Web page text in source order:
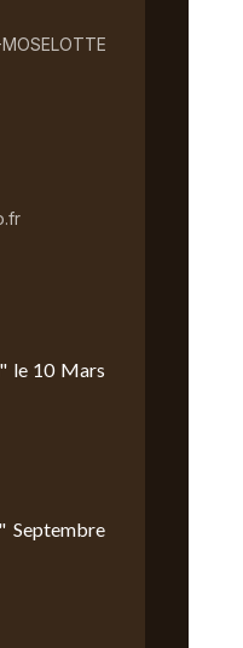
le 10 Mars
Septembre